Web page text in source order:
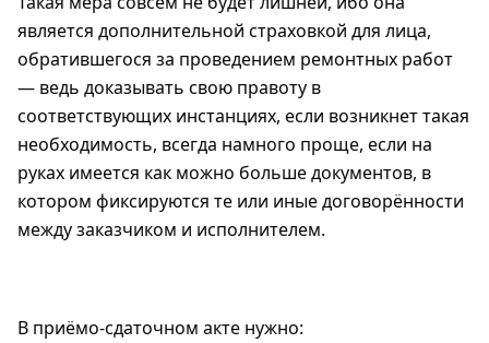
является дополнительной страховкой для лица,
обратившегося за проведением ремонтных работ
— ведь доказывать свою правоту в
соответствующих инстанциях, если возникнет такая
необходимость, всегда намного проще, если на
руках имеется как можно больше документов, в
котором фиксируются те или иные договорённости
между заказчиком и исполнителем.
В приёмо-сдаточном акте нужно: